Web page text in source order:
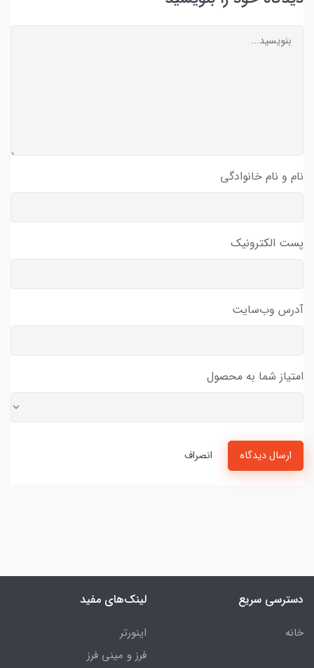
نام و نام خانوادگی
پست الکترونیک
آدرس وب‌سایت
امتیاز شما به محصول
ارسال دیدگاه انصراف
دسترسی سریع
خانه
لینک‌های مفید
اینورتر
فرز و مینی فرز